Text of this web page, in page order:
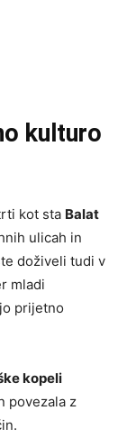
kulturo
kot sta Balat
ulicah in
doživeli tudi v
mladi
prijetno
kopeli
povezala z